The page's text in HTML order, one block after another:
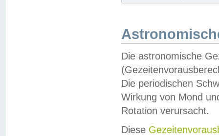
Die astronomische
Die periodischen
Wirkung von Mond
Rotation verursacht.
Diese